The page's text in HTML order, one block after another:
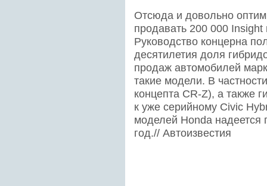
Отсюда и довольно
продавать 200 000
Руководство концерна
десятилетия доля
продаж автомобилей
такие модели. В
концепта CR-Z), а также
к уже серийному Civic
моделей Honda надеется
год.// Автоизвестия